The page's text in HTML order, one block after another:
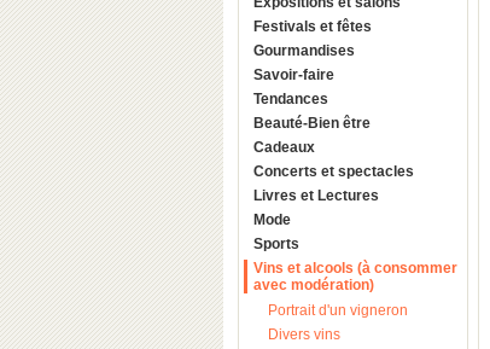
Festivals et fêtes
Gourmandises
Savoir-faire
Tendances
Beauté-Bien être
Cadeaux
Concerts et spectacles
Livres et Lectures
Mode
Sports
Vins et alcools (à consommer
avec modération)
Portrait d'un vigneron
Divers vins